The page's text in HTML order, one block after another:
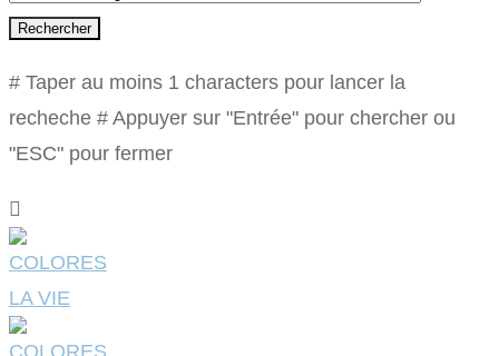
Rechercher
# Taper au moins 1 characters pour lancer la
recheche # Appuyer sur "Entrée" pour chercher ou
"ESC" pour fermer